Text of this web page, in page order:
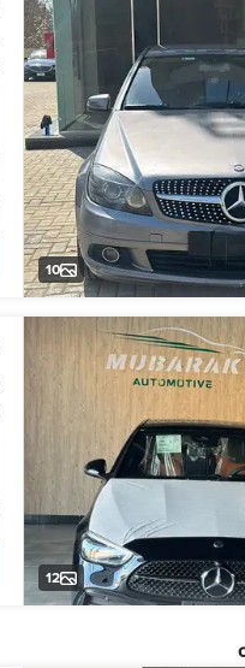
10
12